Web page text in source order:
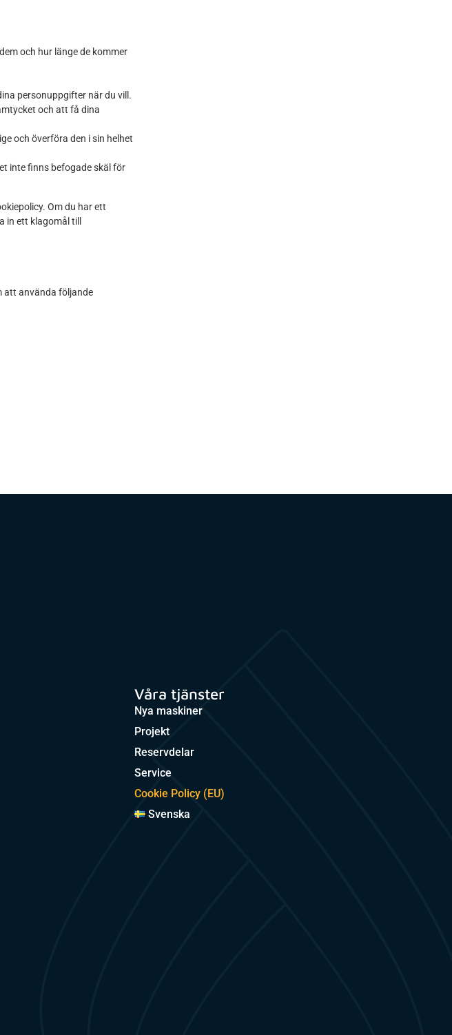
och hur länge de kommer
personuppgifter när du vill.
och att få dina
och överföra den i sin helhet
inte finns befogade skäl för
Om du har ett
in ett klagomål till
att använda följande
Våra tjänster
Nya maskiner
Projekt
Reservdelar
Service
Cookie Policy (EU)
Svenska